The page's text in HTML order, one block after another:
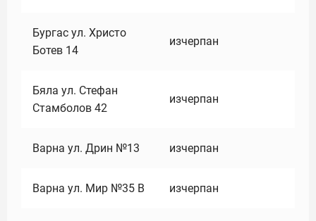
Бургас ул. Христо
Ботев 14
изчерпан
Бяла ул. Стефан
Стамболов 42
изчерпан
Варна ул. Дрин №13 изчерпан
Варна ул. Мир №35 В изчерпан